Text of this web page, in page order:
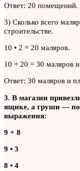
Ответ: 20 помещений.
3) Сколько всего
строительстве.
10 • 2 = 20 маляров.
10 + 20 = 30 маляров
Ответ: 30 маляров и
3. В магазин
ящике, а груши — по
выражения:
9 + 8
9 • 3
8 • 4